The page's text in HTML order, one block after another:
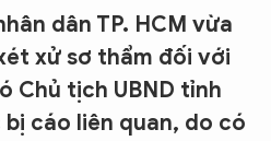
dân TP. HCM vừa
xử sơ thẩm đối với
Chủ tịch UBND tỉnh
cáo liên quan, do có